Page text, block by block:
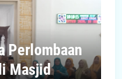
Perlombaan
Masjid